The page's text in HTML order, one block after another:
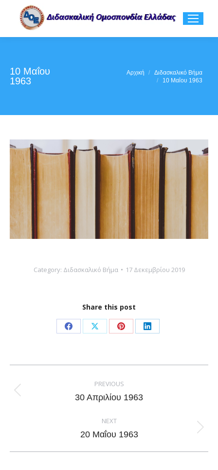
10 Μαΐου
1963
Αρχική
Διδασκαλικό Βήμα
10 Μαΐου 1963
Category: Διδασκαλικό Βήμα 17 Δεκεμβρίου 2019
Share this post
Share
Facebook
Share
X
Share
Pinterest
Share
LinkedIn
navigation
PREVIOUS
Previous
30 Απριλίου 1963
NEXT
Next
20 Μαΐου 1963